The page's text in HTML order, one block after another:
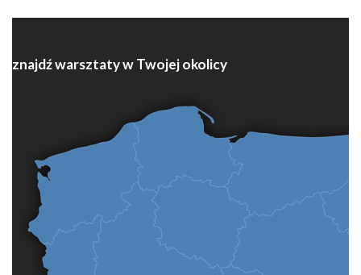
znajdź warsztaty w Twojej okolicy